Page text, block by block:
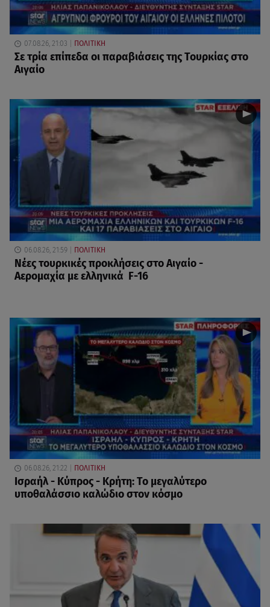
07.08.26, 21:03 ΠΟΛΙΤΙΚΗ
Σε τρία επίπεδα οι παραβιάσεις της Τουρκίας στο
Αιγαίο
06.08.26, 21:59 ΠΟΛΙΤΙΚΗ
Νέες τουρκικές προκλήσεις στο Αιγαίο -
Αερομαχία με ελληνικά F-16
06.08.26, 21:22 ΠΟΛΙΤΙΚΗ
Ισραήλ - Κύπρος - Κρήτη: Το μεγαλύτερο
υποθαλάσσιο καλώδιο στον κόσμο